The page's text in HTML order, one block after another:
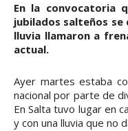
En la convocatoria
jubilados salteños se
lluvia llamaron a
actual.
Ayer martes estaba
nacional por parte de
En Salta tuvo lugar en
y con una lluvia que no